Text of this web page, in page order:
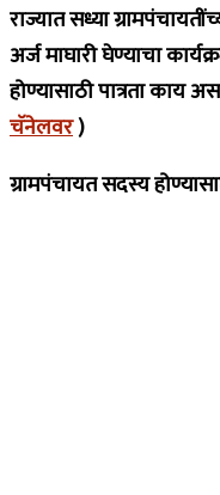
राज्यात सध्या
अर्ज माघारी घेण्याचा
होण्यासाठी पात्रता काय
चॅनेलवर)
ग्रामपंचायत सदस्य